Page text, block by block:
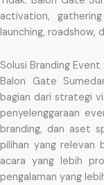
activation,
launching, roadshow,
Solusi Branding
Balon Gate
bagian dari strategi
penyelenggaraan
branding, dan aset
pilihan yang relevan
acara yang lebih
pengalaman yang